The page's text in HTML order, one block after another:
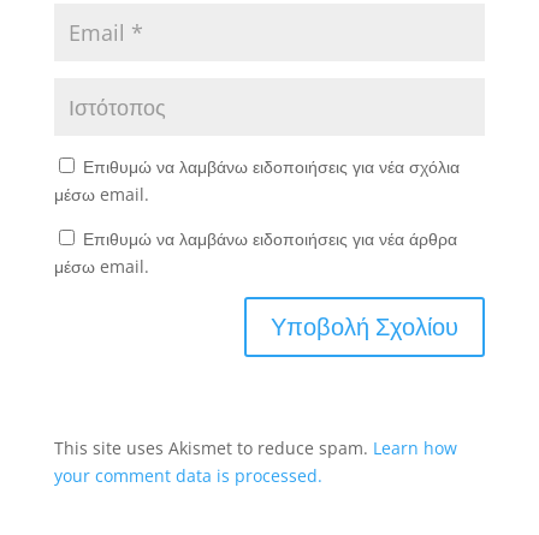
Επιθυμώ να λαμβάνω ειδοποιήσεις για νέα σχόλια
μέσω email.
Επιθυμώ να λαμβάνω ειδοποιήσεις για νέα άρθρα
μέσω email.
This site uses Akismet to reduce spam. Learn how
your comment data is processed.